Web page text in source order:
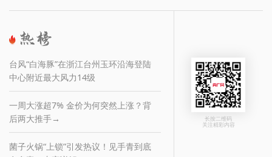
台风“白海豚”在浙江台州玉环沿海登陆
中心附近最大风力14级
一周大涨超7% 金价为何突然上涨？背
后两大推手→
菌子火锅“上锁”引发热议！见手青到底
长按二维码
关注精彩内容